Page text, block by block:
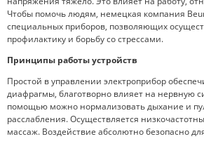
Чтобы помочь людям, немецкая компания
специальных приборов, позволяющих
профилактику и борьбу со стрессами.
Принципы работы устройств
Простой в управлении электроприбор
диафрагмы, благотворно влияет на нервную
помощью можно нормализовать дыхание и
расслабления. Осуществляется
массаж. Воздействие абсолютно безопасно